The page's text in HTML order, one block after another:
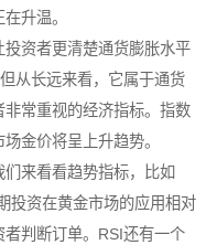
升温。
资者更清楚通货膨胀水平
从长远来看，它属于通货
常重视的经济指标。指数
金价将呈上升趋势。
来看看趋势指标，比如
投资在黄金市场的应用相对
判断订单。RSI还有一个